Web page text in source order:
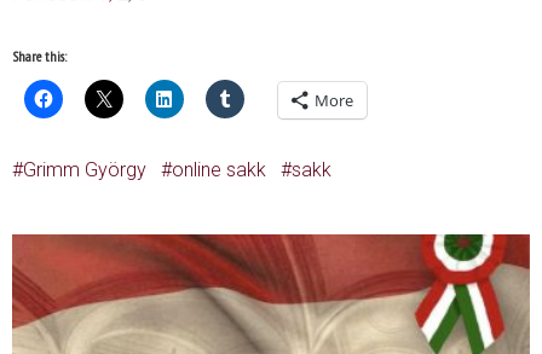
Share this:
More
Grimm György online sakk sakk